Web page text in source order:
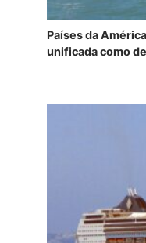
Países da
unificada como